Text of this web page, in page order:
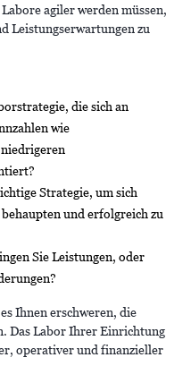
agiler werden müssen,
Leistungserwartungen zu
die sich an
wie
Strategie, um sich
und erfolgreich zu
Sie Leistungen, oder
Ihnen erschweren, die
Das Labor Ihrer Einrichtung
operativer und finanzieller